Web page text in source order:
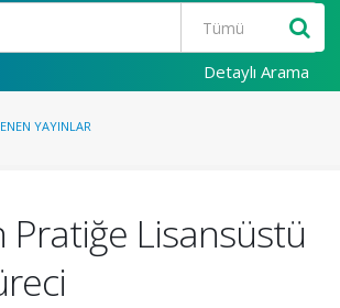
Detaylı Arama
YAYINLAR
Pratiğe Lisansüstü